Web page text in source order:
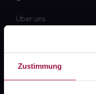
Zustimmung
Über uns
Newsletter